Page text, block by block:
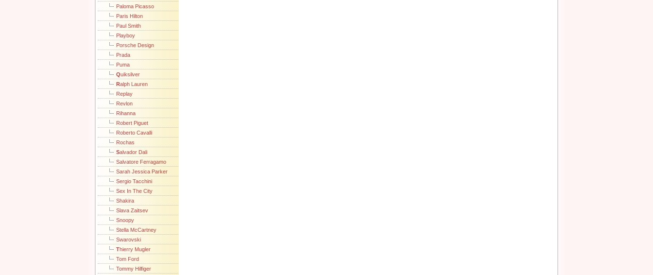
Paloma Picasso
Paris Hilton
Paul Smith
Playboy
Porsche Design
Prada
Puma
Quiksilver
Ralph Lauren
Replay
Revlon
Rihanna
Robert Piguet
Roberto Cavalli
Rochas
Salvador Dali
Salvatore Ferragamo
Sarah Jessica Parker
Sergio Tacchini
Sex In The City
Shakira
Slava Zaitsev
Snoopy
Stella McCartney
Swarovski
Thierry Mugler
Tom Ford
Tommy Hilfiger